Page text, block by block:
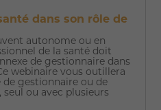
dans son rôle de
autonome ou en
de la santé doit
de gestionnaire dans
webinaire vous outillera
gestionnaire ou de
ou avec plusieurs